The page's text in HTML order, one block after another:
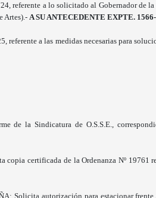
referente a lo solicitado al Gobernador de
Artes).- A SU ANTECEDENTE EXPTE.
referente a las medidas necesarias para
de la Sindicatura de O.S.S.E.,
certificada de la Ordenanza Nº 19761
Solicita autorización para estacionar